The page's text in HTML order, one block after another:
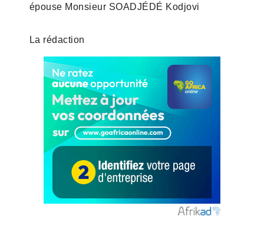
épouse Monsieur SOADJÉDÉ Kodjovi
La rédaction